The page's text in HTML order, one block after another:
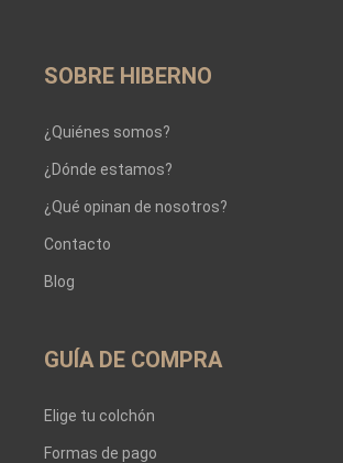
SOBRE HIBERNO
¿Quiénes somos?
¿Dónde estamos?
¿Qué opinan de nosotros?
Contacto
Blog
GUÍA DE COMPRA
Elige tu colchón
Formas de pago